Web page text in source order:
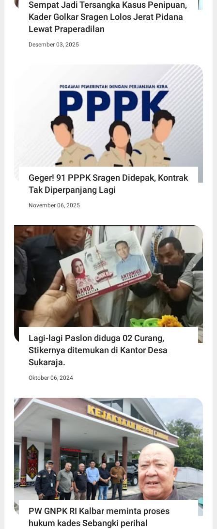
Sempat Jadi Tersangka Kasus Penipuan,
Kader Golkar Sragen Lolos Jerat Pidana
Lewat Praperadilan
Desember 03, 2025
Geger! 91 PPPK Sragen Didepak, Kontrak
Tak Diperpanjang Lagi
November 06, 2025
Lagi-lagi Paslon diduga 02 Curang,
Stikernya ditemukan di Kantor Desa
Sukaraja.
Oktober 06, 2024
PW GNPK RI Kalbar meminta proses
hukum kades Sebangki perihal